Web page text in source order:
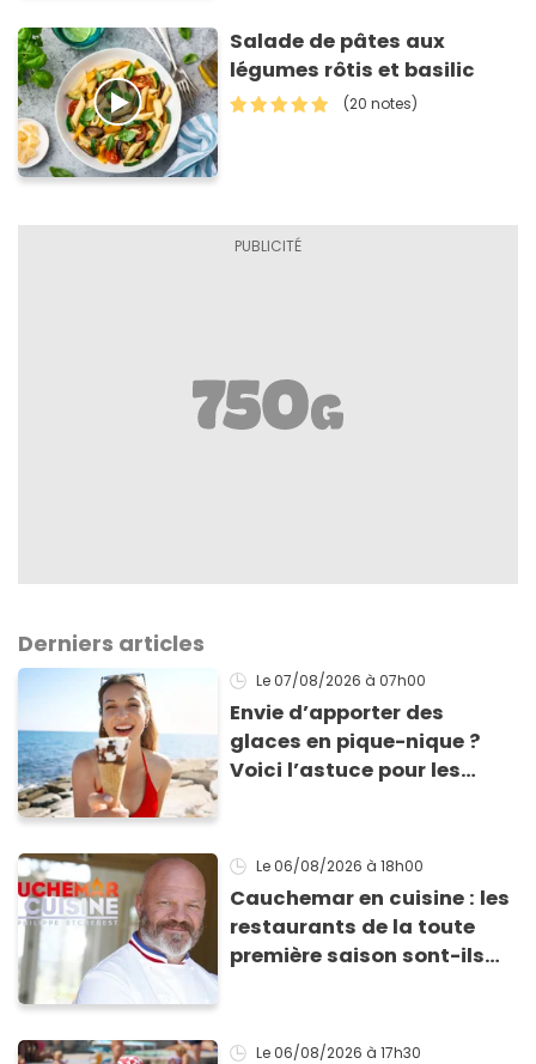
Salade de pâtes aux
légumes rôtis et basilic
(20 notes)
Derniers articles
Le 07/08/2026 à 07h00
Envie d’apporter des
glaces en pique-nique ?
Voici l’astuce pour les
ne fondent !
Le 06/08/2026 à 18h00
Cauchemar en cuisine : les
restaurants de la toute
première saison sont-ils
Le 06/08/2026 à 17h30